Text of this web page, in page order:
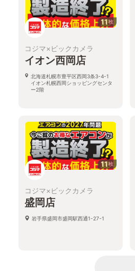
11枚
コジマ×ビックカメラ
イオン西岡店
北海道札幌市豊平区西岡3条3-4-1
イオン札幌西岡ショッピングセンタ
ー2階
11枚
コジマ×ビックカメラ
盛岡店
岩手県盛岡市盛岡駅西通1-27-1